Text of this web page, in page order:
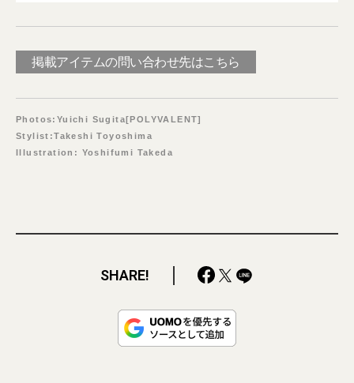
掲載アイテムの問い合わせ先はこちら
Photos:Yuichi Sugita[POLYVALENT]
Stylist:Takeshi Toyoshima
Illustration: Yoshifumi Takeda
SHARE!